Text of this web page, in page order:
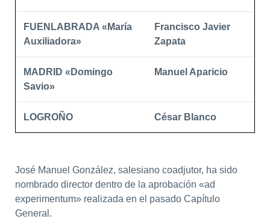
FUENLABRADA «María
Auxiliadora»
Francisco Javier
Zapata
MADRID «Domingo
Savio»
Manuel Aparicio
LOGROÑO César Blanco
José Manuel González, salesiano coadjutor, ha sido
nombrado director dentro de la aprobación «ad
experimentum» realizada en el pasado Capítulo
General.